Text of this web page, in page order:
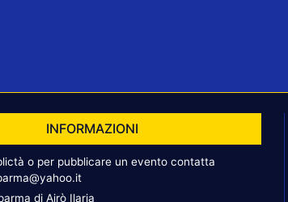
INFORMAZIONI
o per pubblicare un evento contatta
di Airò Ilaria